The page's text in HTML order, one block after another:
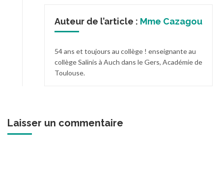
Auteur de l’article : Mme Cazagou
54 ans et toujours au collège ! enseignante au
collège Salinis à Auch dans le Gers, Académie de
Toulouse.
Laisser un commentaire